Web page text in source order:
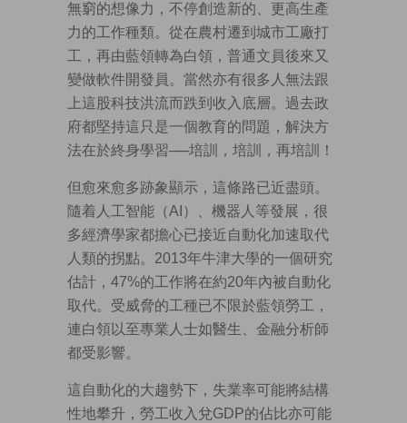
無窮的想像力，不停創造新的、更高生產
力的工作種類。從在農村遷到城市工廠打
工，再由藍領轉為白領，普通文員後來又
變做軟件開發員。當然亦有很多人無法跟
上這股科技洪流而跌到收入底層。過去政
府都堅持這只是一個教育的問題，解決方
法在於終身學習──培訓，培訓，再培訓！
但愈來愈多跡象顯示，這條路已近盡頭。
隨着人工智能（AI）、機器人等發展，很
多經濟學家都擔心已接近自動化加速取代
人類的拐點。2013年牛津大學的一個研究
估計，47%的工作將在約20年內被自動化
取代。受威脅的工種已不限於藍領勞工，
連白領以至專業人士如醫生、金融分析師
都受影響。
這自動化的大趨勢下，失業率可能將結構
性地攀升，勞工收入兌GDP的佔比亦可能